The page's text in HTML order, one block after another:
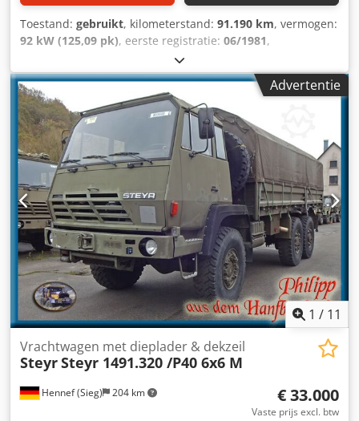
Toestand: gebruikt, kilometerstand: 91.190 km, vermogen:
92 kW (125,09 pk), eerste registratie: 06/1981,
, totaalgewicht:
asconfiguratie:2 assen, kleur:wit, soort overbrenging:
mechanisch
, * Steyr 91.170 4x2 * Hoogwerker tot 25 meter
* Handgeschakelde versnellingsbak * Volledig bladgeveerd
* FIN: 8910841394 * Motortype: 612603313 * kW: 92 *
Cilinderinhoud: 6595 cc * Eigen gewicht: 13.795 kg * Totaal
gewicht: 16.000 kg * Wielbasis: 5600 mm Csdpfekq Ap Esx
Aivoha * Lengte voertuig: 11.700 mm * Breedte voertuig:
2.500 mm * Hoogte voertuig: 3.450 mm * Banden: 11 R
22,5 * Margineregeling van toepassing * Alle gegevens
zonder garantie Tel./WhatsApp:
Advertentie
1 / 11
Hennef (Sieg) 204 km
Vrachtwagen met dieplader & dekzeil
SteyrSteyr 1491.320 /P40 6x6 M
€ 33.000
Vaste prijs excl. btw